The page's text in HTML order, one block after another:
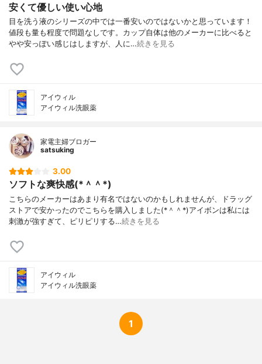
安くて優しい使い心地
目を洗う液のシリーズの中では一番安いのではないかと思っています！
値段も量も程度で問題なしです。カップ自体は他のメーカーに比べると
やや安っぽい感じはしますが、人に…続きを見る
アイウィル
アイウィル洗眼薬
家電主婦ブロガー
satsuking
3.00
ソフトな爽快感(*＾＾*)
こちらのメーカーはあまり有名ではないのかもしれませんが、ドラッグ
ストアで安かったのでこちらを購入しました(*＾＾*)アイボンは私には
刺激が強すぎて、ピリピリする…続きを見る
アイウィル
アイウィル洗眼薬
1